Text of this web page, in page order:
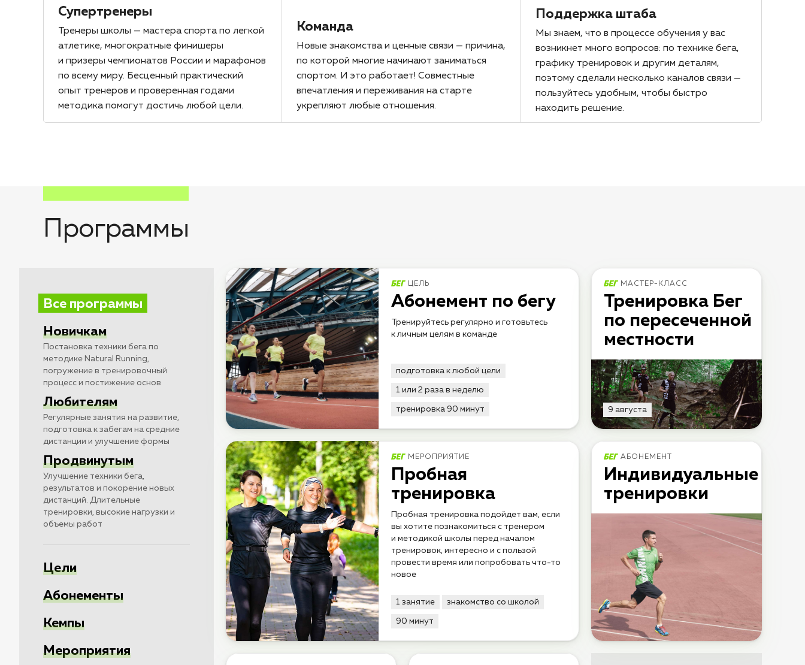
Супертренеры
Тренеры школы — мастера спорта по легкой
атлетике, многократные финишеры
и призеры чемпионатов России и марафонов
по всему миру. Бесценный практический
опыт тренеров и проверенная годами
методика помогут достичь любой цели.
Команда
Новые знакомства и ценные связи — причина,
по которой многие начинают заниматься
спортом. И это работает! Совместные
впечатления и переживания на старте
укрепляют любые отношения.
Поддержка штаба
Мы знаем, что в процессе обучения у вас
возникнет много вопросов: по технике бега,
графику тренировок и другим деталям,
поэтому сделали несколько каналов связи —
пользуйтесь удобным, чтобы быстро
находить решение.
Программы
Все программы
Новичкам
Постановка техники бега по
методике Natural Running,
погружение в тренировочный
процесс и постижение основ
Любителям
Регулярные занятия на развитие,
подготовка к забегам на средние
дистанции и улучшение формы
Продвинутым
Улучшение техники бега,
результатов и покорение новых
дистанций. Длительные
тренировки, высокие нагрузки и
объемы работ
Цели
Абонементы
Кемпы
Мероприятия
ЦЕЛЬ
Абонемент по бегу
Тренируйтесь регулярно и готовьтесь
к личным целям в команде
подготовка к любой цели
1 или 2 раза в неделю
тренировка 90 минут
МАСТЕР-КЛАСС
Тренировка Бег
по пересеченной
местности
9 августа
МЕРОПРИЯТИЕ
Пробная
тренировка
Пробная тренировка подойдет вам, если
вы хотите познакомиться с тренером
и методикой школы перед началом
тренировок, интересно и с пользой
провести время или попробовать что-то
новое
1 занятие знакомство со школой
90 минут
АБОНЕМЕНТ
Индивидуальные
тренировки